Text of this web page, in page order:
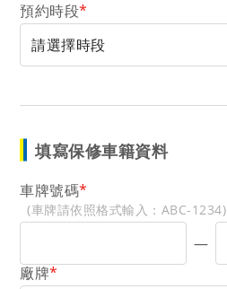
預約時段*
填寫保修車籍資料
車牌號碼*
(車牌請依照格式輸入：ABC-1234)
—
廠牌*